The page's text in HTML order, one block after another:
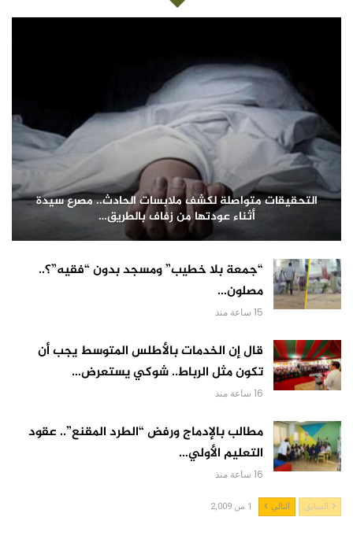
التحقيقات متواصلة لكشف ملابسات الحادث.. مصرع سيدة
أثناء عودتها من زفاف بالطريق…
“جمعة بلا خطيب” ومسجد بدون “فقيه”؟..
مصلون…
15 ساعة منذ
قال إن الخدمات بالأطلس المتوسط يجب أن
تكون مثل الرباط.. شوكي يستعرض…
16 ساعة منذ
مطالب بالإدماج ورفض “الطرد المقنع”.. عقود
التعليم الأولي…
16 ساعة منذ
السابق التالي 1 من 2,009